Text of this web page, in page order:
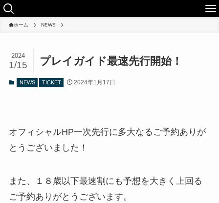
ホーム NEWS
プレイガイド最速先行開始！
2024
1/15
NEWS TICKET 2024年1月17日
オフィシャルHP一次先行に多大なるご予約ありが
とうございました！
また、１８歳以下最速割にも予想を大きく上回る
ご予約ありがとうございます。